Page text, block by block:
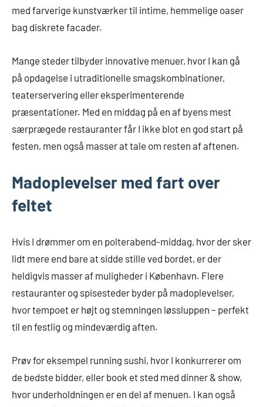
med farverige kunstværker til intime, hemmelige oaser
bag diskrete facader.
Mange steder tilbyder innovative menuer, hvor I kan gå
på opdagelse i utraditionelle smagskombinationer,
teaterservering eller eksperimenterende
præsentationer. Med en middag på en af byens mest
særprægede restauranter får I ikke blot en god start på
festen, men også masser at tale om resten af aftenen.
Madoplevelser med fart over
feltet
Hvis I drømmer om en polterabend-middag, hvor der sker
lidt mere end bare at sidde stille ved bordet, er der
heldigvis masser af muligheder i København. Flere
restauranter og spisesteder byder på madoplevelser,
hvor tempoet er højt og stemningen løssluppen – perfekt
til en festlig og mindeværdig aften.
Prøv for eksempel running sushi, hvor I konkurrerer om
de bedste bidder, eller book et sted med dinner & show,
hvor underholdningen er en del af menuen. I kan også